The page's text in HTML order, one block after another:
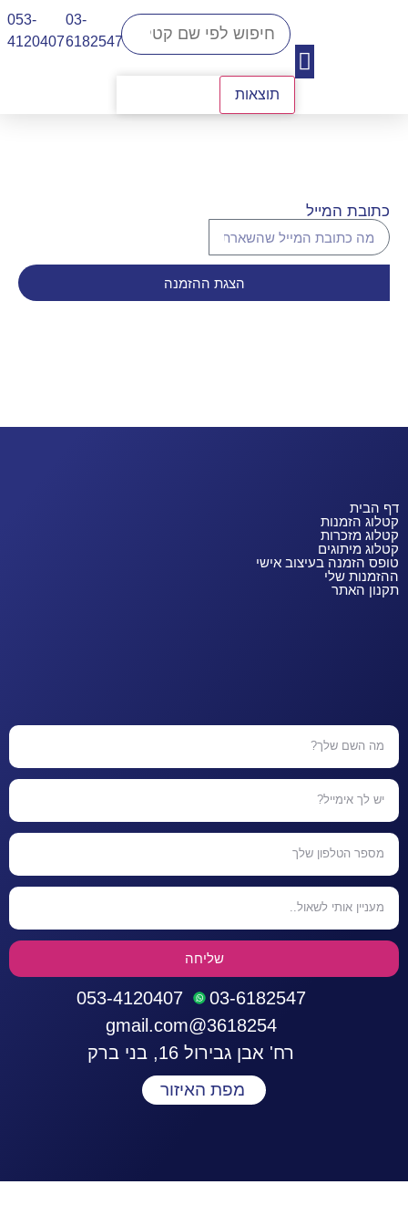
תוצאות
03-
6182547
053-
4120407​
כתובת המייל
הצגת ההזמנה
דף הבית
קטלוג הזמנות
קטלוג מזכרות
קטלוג מיתוגים
טופס הזמנה בעיצוב אישי
ההזמנות שלי
תקנון האתר
שליחה
03-6182547
053-4120407
3618254@gmail.com
רח' אבן גבירול 16, בני ברק
מפת האיזור